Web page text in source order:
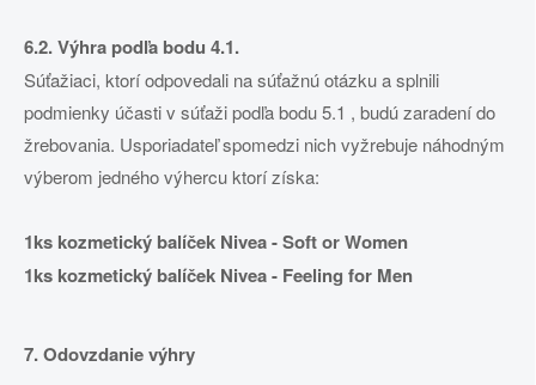
6.2. Výhra podľa bodu 4.1.
Súťažiaci, ktorí odpovedali na súťažnú otázku a splnili
podmienky účasti v súťaži podľa bodu 5.1 , budú zaradení do
žrebovania. Usporiadateľ spomedzi nich vyžrebuje náhodným
výberom jedného výhercu ktorí získa:
1ks kozmetický balíček Nivea - Soft or Women
1ks kozmetický balíček Nivea - Feeling for Men
7. Odovzdanie výhry